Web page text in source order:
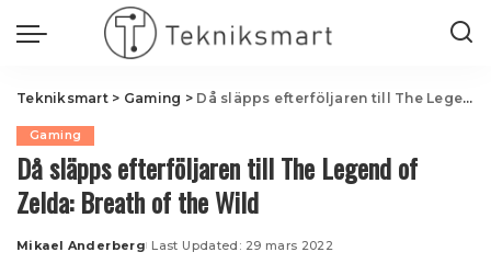
Tekniksmart> Gaming > Då släpps efterföljaren till The Legend of Zelda: Breath of the Wild
Gaming
Då släpps efterföljaren till The Legend of
Zelda: Breath of the Wild
Posted
Mikael Anderberg Last Updated: 29 mars 2022